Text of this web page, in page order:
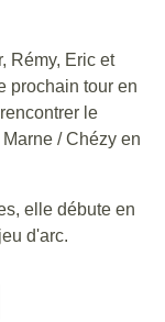
Rémy, Eric et
prochain tour en
le
/ Chézy en
elle débute en
d'arc.